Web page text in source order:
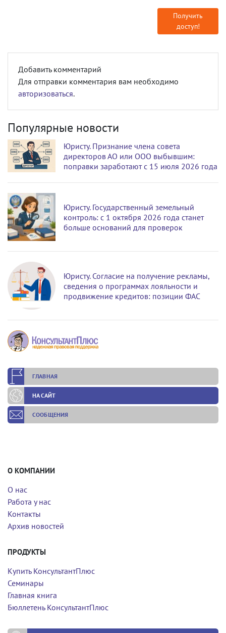
Получить
доступ!
Добавить комментарий
Для отправки комментария вам необходимо
авторизоваться.
Популярные новости
Юристу. Признание члена совета
директоров АО или ООО выбывшим:
поправки заработают с 15 июля 2026 года
Юристу. Государственный земельный
контроль: с 1 октября 2026 года станет
больше оснований для проверок
Юристу. Согласие на получение рекламы,
сведения о программах лояльности и
продвижение кредитов: позиции ФАС
ГЛАВНАЯ
НА САЙТ
СООБЩЕНИЯ
О КОМПАНИИ
О нас
Работа у нас
Контакты
Архив новостей
ПРОДУКТЫ
Купить КонсультантПлюс
Семинары
Главная книга
Бюллетень КонсультантПлюс